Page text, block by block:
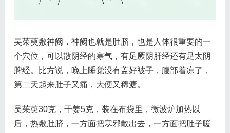
吴茱萸敷神阙，神阙也就是肚脐，也是人体很重要的一
个穴位，可以散阴经的寒气，有足厥阴肝经还有足太阴
脾经。比方说，晚上睡觉没有盖好被子，腹部着凉了，
第二天起来肚子又痛，大便又稀溏。
吴茱萸30克，干姜5克，装在布袋里，微波炉加热以
后，热敷肚脐，一方面把寒邪散出去，一方面把肚子暖